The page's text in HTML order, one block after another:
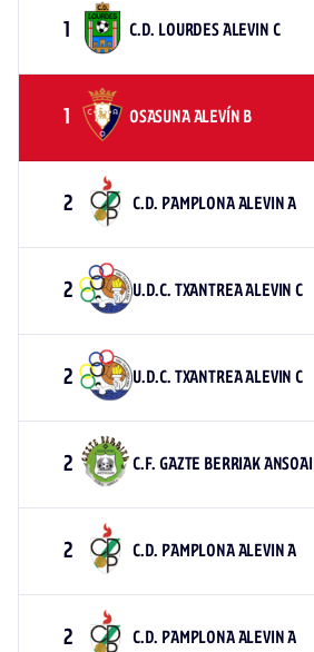
1 C.D. LOURDES ALEVIN C
1 OSASUNA ALEVÍN B
2 C.D. PAMPLONA ALEVIN A
2 U.D.C. TXANTREA ALEVIN C
2 U.D.C. TXANTREA ALEVIN C
2 C.F. GAZTE BERRIAK
2 C.D. PAMPLONA ALEVIN A
2 C.D. PAMPLONA ALEVIN A